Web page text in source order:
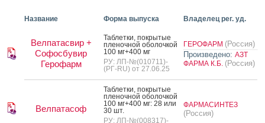
Название Форма выпуска Владелец рег. уд.
Велпатасвир +
Софосбувир
Герофарм
Таб­летки, пок­ры­тые
пле­ноч­ной обо­лоч­кой
100 мг+400 мг
РУ: ЛП-№(010711)-
(РГ-RU) от 27.06.25
ГЕРОФАРМ (Россия)
Произведено: АЗТ
ФАРМА К.Б. (Россия)
Велпатасоф
Таб­летки, пок­ры­тые
пле­ноч­ной обо­лоч­кой
100 мг+400 мг: 28 или
30 шт.
РУ: ЛП-№(008317)-
ФАРМАСИНТЕЗ
(Россия)